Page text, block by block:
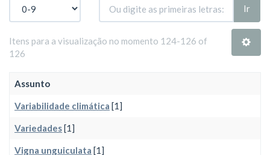
Ir
Itens para a visualização no momento 124-126 of
126
Assunto
Variabilidade climática [1]
Variedades[1]
Vigna unguiculata [1]